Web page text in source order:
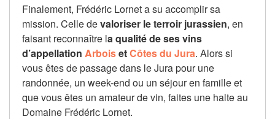
Finalement, Frédéric Lornet a su accomplir sa
mission. Celle devaloriser le terroir jurassien, en
faisant reconnaître la qualité de ses vins
d’appellation ArboisetCôtes du Jura. Alors si
vous êtes de passage dans le Jura pour une
randonnée, un week-end ou un séjour en famille et
que vous êtes un amateur de vin, faites une halte au
Domaine Frédéric Lornet.